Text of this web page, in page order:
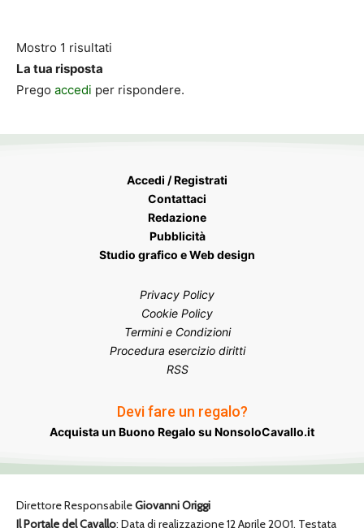
Mostro 1 risultati
La tua risposta
Prego accedi per rispondere.
Accedi / Registrati
Contattaci
Redazione
Pubblicità
Studio grafico e Web design
Privacy Policy
Cookie Policy
Termini e Condizioni
Procedura esercizio diritti
RSS
Devi fare un regalo?
Acquista un Buono Regalo su NonsoloCavallo.it
Direttore ResponsabileGiovanni Origgi
Il Portale del Cavallo: Data di realizzazione 12 Aprile 2001. Testata